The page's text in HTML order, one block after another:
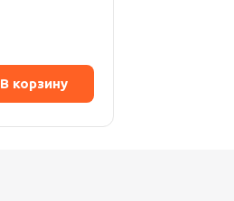
В корзину